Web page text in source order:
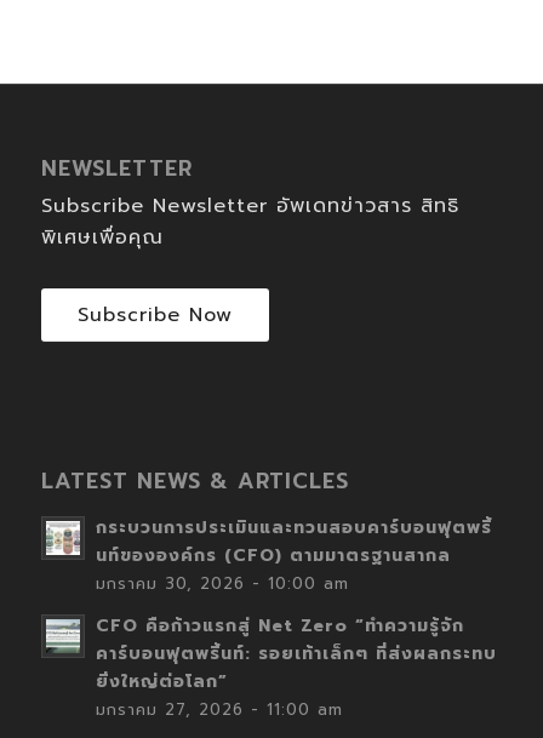
NEWSLETTER
Subscribe Newsletter อัพเดทข่าวสาร สิทธิ
พิเศษเพื่อคุณ
Subscribe Now
LATEST NEWS & ARTICLES
กระบวนการประเมินและทวนสอบคาร์บอนฟุตพริ้
นท์ขององค์กร (CFO) ตามมาตรฐานสากล
มกราคม 30, 2026 - 10:00 am
CFO คือก้าวแรกสู่ Net Zero “ทำความรู้จัก
คาร์บอนฟุตพริ้นท์: รอยเท้าเล็กๆ ที่ส่งผลกระทบ
ยิ่งใหญ่ต่อโลก”
มกราคม 27, 2026 - 11:00 am